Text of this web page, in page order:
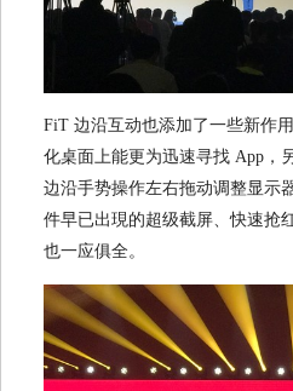
FiT 边沿互动也添加了一些新作
化桌面上能更为迅速寻找 App，
边沿手势操作左右拖动调整显示
件早已出現的超级截屏、快速抢
也一应俱全。